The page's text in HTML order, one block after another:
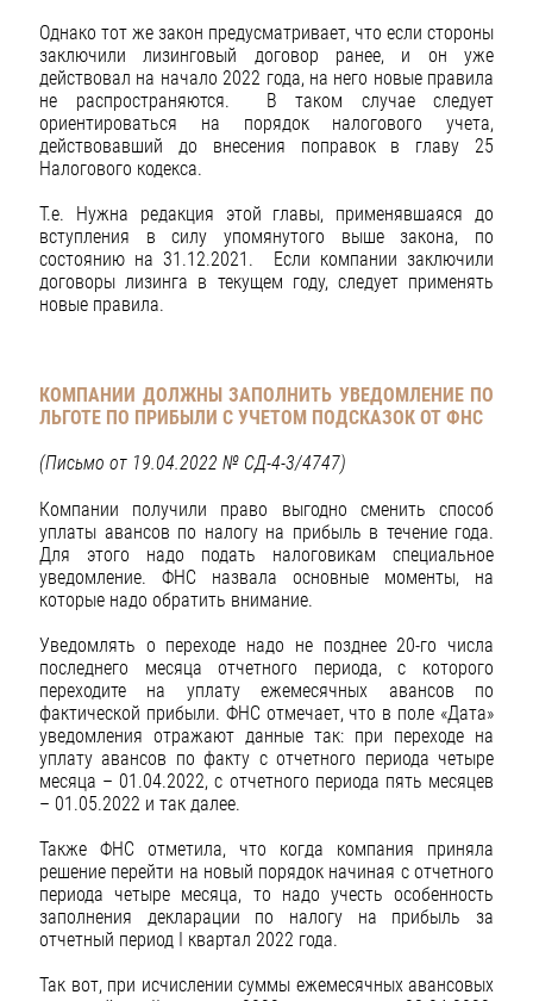
Однако тот же закон предусматривает, что если стороны
заключили лизинговый договор ранее, и он уже
действовал на начало 2022 года, на него новые правила
не распространяются. В таком случае следует
ориентироваться на порядок налогового учета,
действовавший до внесения поправок в главу 25
Налогового кодекса.
Т.е. Нужна редакция этой главы, применявшаяся до
вступления в силу упомянутого выше закона, по
состоянию на 31.12.2021. Если компании заключили
договоры лизинга в текущем году, следует применять
новые правила.
КОМПАНИИ ДОЛЖНЫ ЗАПОЛНИТЬ УВЕДОМЛЕНИЕ ПО
ЛЬГОТЕ ПО ПРИБЫЛИ С УЧЕТОМ ПОДСКАЗОК ОТ ФНС
(Письмо от 19.04.2022 № СД-4-3/4747)
Компании получили право выгодно сменить способ
уплаты авансов по налогу на прибыль в течение года.
Для этого надо подать налоговикам специальное
уведомление. ФНС назвала основные моменты, на
которые надо обратить внимание.
Уведомлять о переходе надо не позднее 20-го числа
последнего месяца отчетного периода, с которого
переходите на уплату ежемесячных авансов по
фактической прибыли. ФНС отмечает, что в поле «Дата»
уведомления отражают данные так: при переходе на
уплату авансов по факту с отчетного периода четыре
месяца – 01.04.2022, с отчетного периода пять месяцев
– 01.05.2022 и так далее.
Также ФНС отметила, что когда компания приняла
решение перейти на новый порядок начиная с отчетного
периода четыре месяца, то надо учесть особенность
заполнения декларации по налогу на прибыль за
отчетный период I квартал 2022 года.
Так вот, при исчислении суммы ежемесячных авансовых